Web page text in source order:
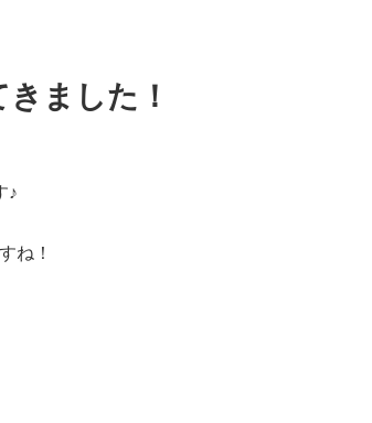
ました！
♪
ね！